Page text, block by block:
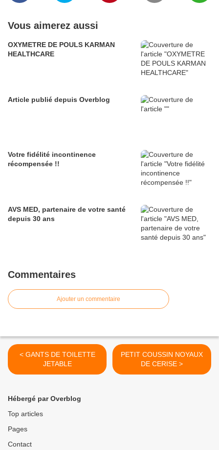
Vous aimerez aussi
OXYMETRE DE POULS KARMAN
HEALTHCARE
Article publié depuis Overblog
Votre fidélité incontinence
récompensée !!
AVS MED, partenaire de votre santé
depuis 30 ans
Commentaires
Ajouter un commentaire
< GANTS DE TOILETTE
JETABLE
PETIT COUSSIN NOYAUX
DE CERISE >
Hébergé par Overblog
Top articles
Pages
Contact